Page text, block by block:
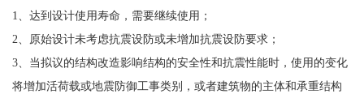
1、达到设计使用寿命，需要继续使用；
2、原始设计未考虑抗震设防或未增加抗震设防要求；
3、当拟议的结构改造影响结构的安全性和抗震性能时，使用的变化
将增加活荷载或地震防御工事类别，或者建筑物的主体和承重结构